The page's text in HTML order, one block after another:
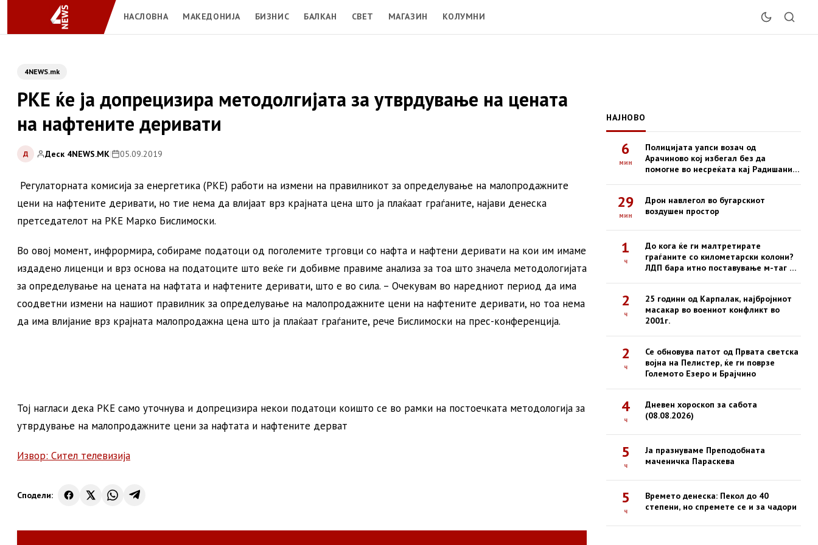
НАСЛОВНА МАКЕДОНИЈА БИЗНИС БАЛКАН СВЕТ МАГАЗИН КОЛУМНИ
4NEWS.mk
РКЕ ќе ја допрецизира методолгијата за утврдување на цената
на нафтените деривати
Д Деск 4NEWS.MK| 05.09.2019
Регулаторната комисија за енергетика (РКЕ) работи на измени на правилникот за определување на малопродажните
цени на нафтените деривати, но тие нема да влијаат врз крајната цена што ја плаќаат граѓаните, најави денеска
претседателот на РКЕ Марко Бислимоски.
Во овој момент, инфрормира, собираме податоци од поголемите трговци со нафта и нафтени деривати на кои им имаме
издадено лиценци и врз основа на податоците што веќе ги добивме правиме анализа за тоа што значела методологијата
за определување на цената на нафтата и нафтените деривати, што е во сила. – Очекувам во наредниот период да има
соодветни измени на нашиот правилник за определување на малопродажните цени на нафтените деривати, но тоа нема
да има влијание врз крајната малопродажна цена што ја плаќаат граѓаните, рече Бислимоски на прес-конференција.
Тој нагласи дека РКЕ само уточнува и допрецизира некои податоци коишто се во рамки на постоечката методологија за
утврдување на малопродажните цени за нафтата и нафтените дерват
Извор: Сител телевизија
Сподели:
НАЈНОВО
6
мин
Полицијата уапси возач од
Арачиново кој избегал без да
помогне во несреќата кај Радишани,
29
мин
Дрон навлегол во бугарскиот
воздушен простор
1
ч
До кога ќе ги малтретирате
граѓаните со километарски колони?
ЛДП бара итно поставување м-таг на
2
ч
25 години од Карпалак, најбројниот
масакар во воениот конфликт во
2001г.
2
ч
Се обновува патот од Првата светска
војна на Пелистер, ќе ги поврзе
Големото Езеро и Брајчино
4
ч
Дневен хороскоп за сабота
(08.08.2026)
5
ч
Ја празнуваме Преподобната
маченичка Параскева
5
ч
Времето денеска: Пекол до 40
степени, но спремете се и за чадори